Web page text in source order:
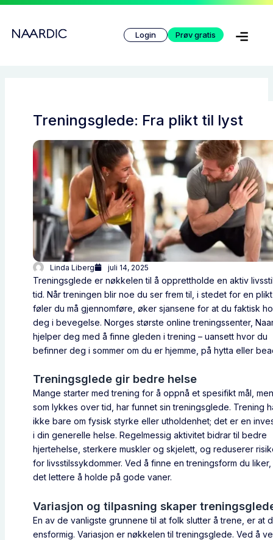
Hopp
Login Prøv gratis
Treningsglede: Fra plikt til lyst
Linda Liberg juli 14, 2025
Treningsglede er nøkkelen til å opprettholde en aktiv
tid. Når treningen blir noe du ser frem til, i stedet for en
føler du må gjennomføre, øker sjansene for at du faktisk
deg i bevegelse. Norges største online treningssenter,
hjelper deg med å finne gleden i trening – uansett hvor du
befinner deg i sommer om du er hjemme, på hytta eller
Treningsglede gir bedre helse
Mange starter med trening for å oppnå et spesifikt mål,
som lykkes over tid, har funnet sin treningsglede. Trening
ikke bare om fysisk styrke eller utholdenhet; det er en
i din generelle helse. Regelmessig aktivitet bidrar til bedre
hjertehelse, sterkere muskler og skjelett, og reduserer
for livsstilssykdommer. Ved å finne en treningsform du
det lettere å holde på gode vaner.
Variasjon og tilpasning skaper
En av de vanligste grunnene til at folk slutter å trene, er at
ensformig. Variasjon er nøkkelen til treningsglede. Ved å